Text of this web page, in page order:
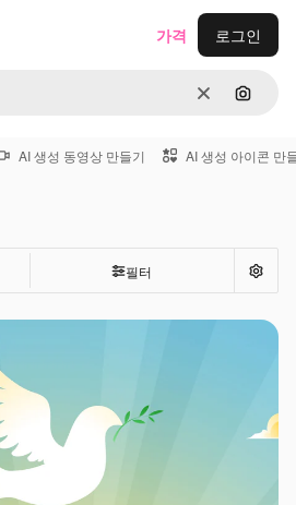
지우기이미지
가격 로그인
AI 생성 동영상 만들기 AI 생성 아이콘 만
필터